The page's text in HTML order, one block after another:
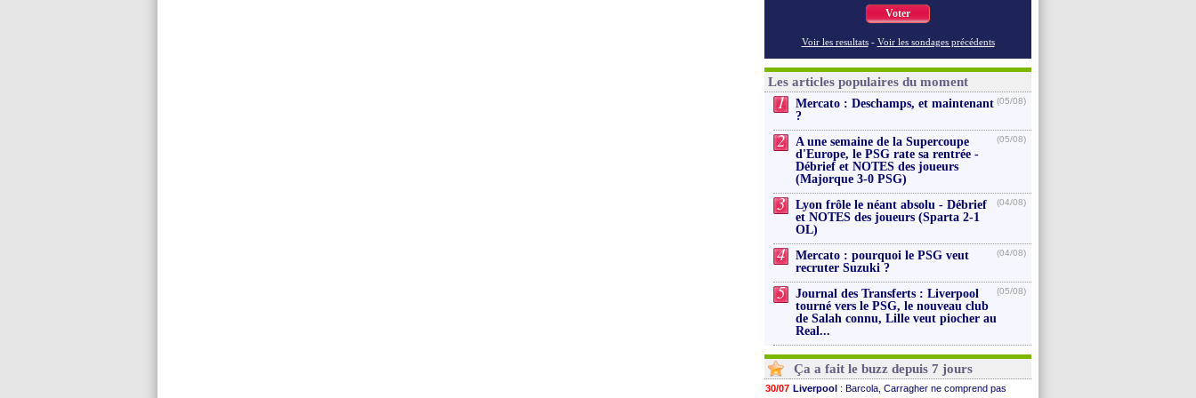
Voter
Voir les resultats - Voir les sondages précédents
Les articles populaires du moment
1
Mercato : Deschamps, et maintenant
?
(05/08)
2
A une semaine de la Supercoupe
d'Europe, le PSG rate sa rentrée -
Débrief et NOTES des joueurs
(Majorque 3-0 PSG)
(05/08)
3
Lyon frôle le néant absolu - Débrief
et NOTES des joueurs (Sparta 2-1
OL)
(04/08)
4
Mercato : pourquoi le PSG veut
recruter Suzuki ?
(04/08)
5
Journal des Transferts : Liverpool
tourné vers le PSG, le nouveau club
de Salah connu, Lille veut piocher au
Real...
(05/08)
Ça a fait le buzz depuis 7 jours
30/07 Liverpool : Barcola, Carragher ne comprend pas